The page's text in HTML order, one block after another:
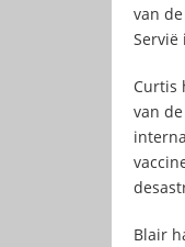
van
Servië
Curtis
van
Blair